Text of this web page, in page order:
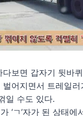
보면 갑자기 뒷바
어지면서 트레일러
일 수도 있다.
‘ㄱ’자가 된 상태에